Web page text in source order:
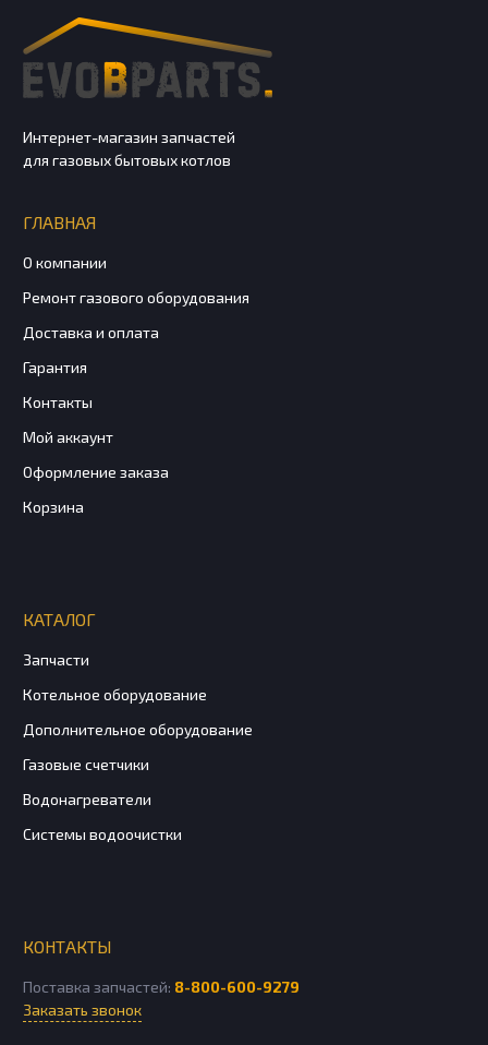
Интернет-магазин запчастей
для газовых бытовых котлов
ГЛАВНАЯ
О компании
Ремонт газового оборудования
Доставка и оплата
Гарантия
Контакты
Мой аккаунт
Оформление заказа
Корзина
КАТАЛОГ
Запчасти
Котельное оборудование
Дополнительное оборудование
Газовые счетчики
Водонагреватели
Системы водоочистки
КОНТАКТЫ
Поставка запчастей: 8-800-600-9279
Заказать звонок